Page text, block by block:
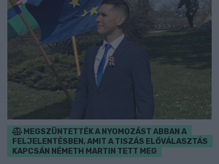
MEGSZÜNTETTÉK A NYOMOZÁST ABBAN A
FELJELENTÉSBEN, AMIT A TISZÁS ELŐVÁLASZTÁS
KAPCSÁN NÉMETH MARTIN TETT MEG